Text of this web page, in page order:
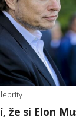
že si Elon